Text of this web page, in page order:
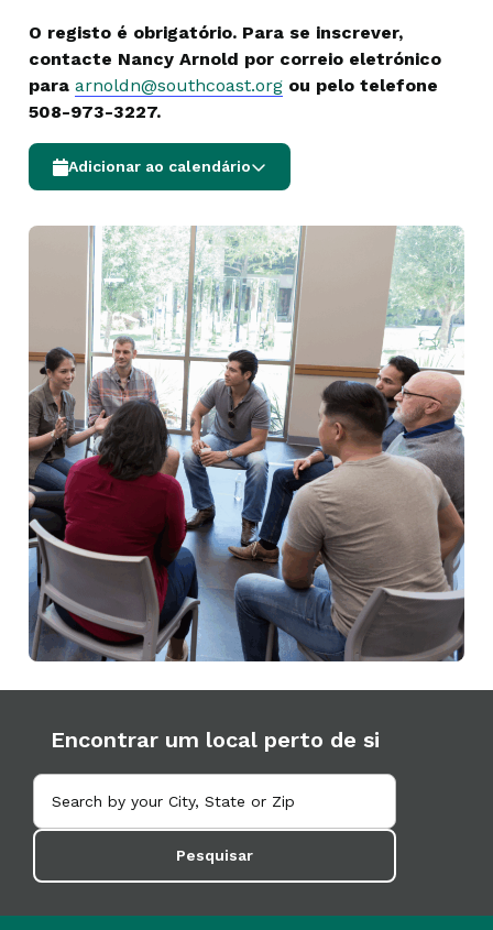
O registo é obrigatório. Para se inscrever,
contacte Nancy Arnold por correio eletrónico
para arnoldn@southcoast.org ou pelo telefone
508-973-3227.
Adicionar ao calendário
Encontrar um local perto de si
Pesquisar